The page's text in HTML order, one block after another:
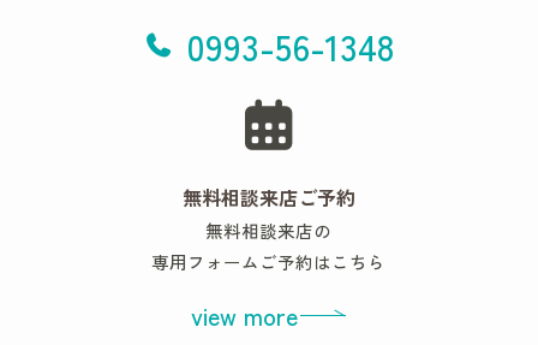
0993-56-1348
無料相談来店ご予約
無料相談来店の
専用フォームご予約はこちら
view more